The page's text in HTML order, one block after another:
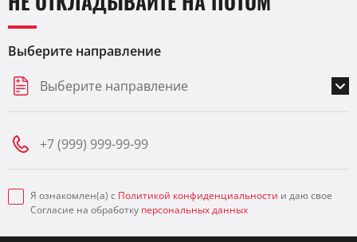
Выберите направление
Выберите направление
Я ознакомлен(а) с Политикой конфиденциальности и даю свое
Согласие на обработку персональных данных